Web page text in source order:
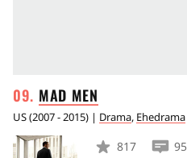
MAD MEN
US(2007 - 2015) | Drama, Ehedrama
817
95